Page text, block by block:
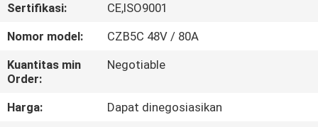
WISATA
PABRIK
KONTROL
KUALITAS
Sertifikasi:
CE,ISO9001
Nomor model:
CZB5C 48V / 80A
Kuantitas min
Order:
Negotiable
Harga:
Dapat dinegosiasikan